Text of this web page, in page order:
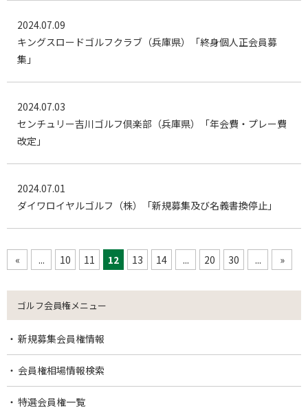
2024.07.09
キングスロードゴルフクラブ（兵庫県）「終身個人正会員募
集」
2024.07.03
センチュリー吉川ゴルフ倶楽部（兵庫県）「年会費・プレー費
改定」
2024.07.01
ダイワロイヤルゴルフ（株）「新規募集及び名義書換停止」
« ... 10 11 12 13 14 ... 20 30 ... »
ゴルフ会員権メニュー
新規募集会員権情報
会員権相場情報検索
特選会員権一覧